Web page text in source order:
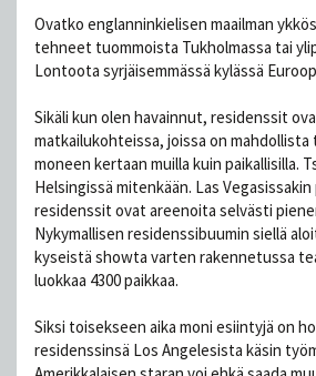
Ovatko englanninkielisen maailman
tehneet tuommoista Tukholmassa tai
Lontoota syrjäisemmässä kylässä
Sikäli kun olen havainnut, residenssit
matkailukohteissa, joissa on mahdollista
moneen kertaan muilla kuin paikallisilla.
Helsingissä mitenkään. Las
residenssit ovat areenoita selvästi
Nykymallisen residenssibuumin siellä
kyseistä showta varten rakennetussa
luokkaa 4300 paikkaa.
Siksi toisekseen aika moni esiintyjä on
residenssinsä Los Angelesista käsin